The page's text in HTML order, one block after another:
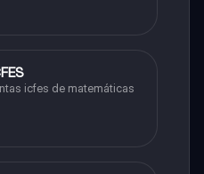
icfes de matemáticas